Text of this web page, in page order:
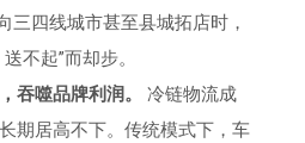
三四线城市甚至县城拓店时，
不起”而却步。
吞噬品牌利润。
冷链物流成
期居高不下。传统模式下，车